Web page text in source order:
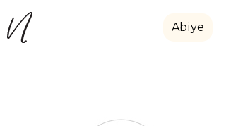
Abiye